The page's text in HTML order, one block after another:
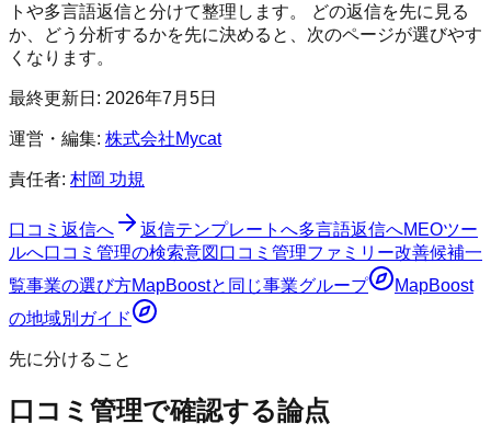
トや多言語返信と分けて整理します。 どの返信を先に見る
か、どう分析するかを先に決めると、次のページが選びやす
くなります。
最終更新日: 2026年7月5日
運営・編集: 株式会社Mycat
責任者: 村岡 功規
口コミ返信へ 返信テンプレートへ多言語返信へMEOツー
ルへ口コミ管理の検索意図 口コミ管理ファミリー改善候補一
覧事業の選び方MapBoostと同じ事業グループ
MapBoost
の地域別ガイド
先に分けること
口コミ管理で確認する論点